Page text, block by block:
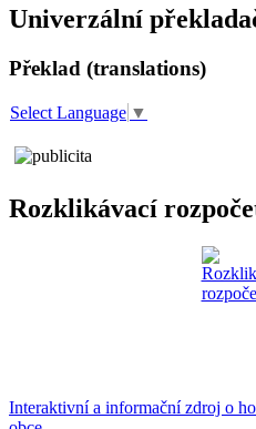
Univerzální
Překlad (translations)
Select Language ▼
Rozklikávací
Interaktivní a informační zdroj o